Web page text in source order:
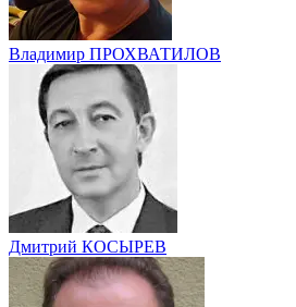
Владимир ПРОХВАТИЛОВ
Дмитрий КОСЫРЕВ